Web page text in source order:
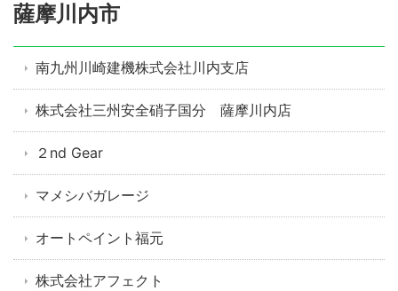
薩摩川内市
南九州川崎建機株式会社川内支店
株式会社三州安全硝子国分 薩摩川内店
２nd Gear
マメシバガレージ
オートペイント福元
株式会社アフェクト